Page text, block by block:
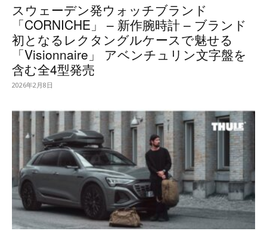
スウェーデン発ウォッチブランド
「CORNICHE」 – 新作腕時計 – ブランド
初となるレクタングルケースで魅せる
「Visionnaire」 アベンチュリン文字盤を
含む全4型発売
2026年2月8日